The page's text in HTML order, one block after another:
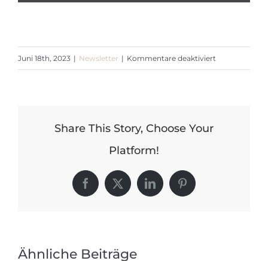
Juni 18th, 2023 | Newsletter | Kommentare deaktiviert
Share This Story, Choose Your
Platform!
Facebook
X LinkedInPinterest
Ähnliche Beiträge